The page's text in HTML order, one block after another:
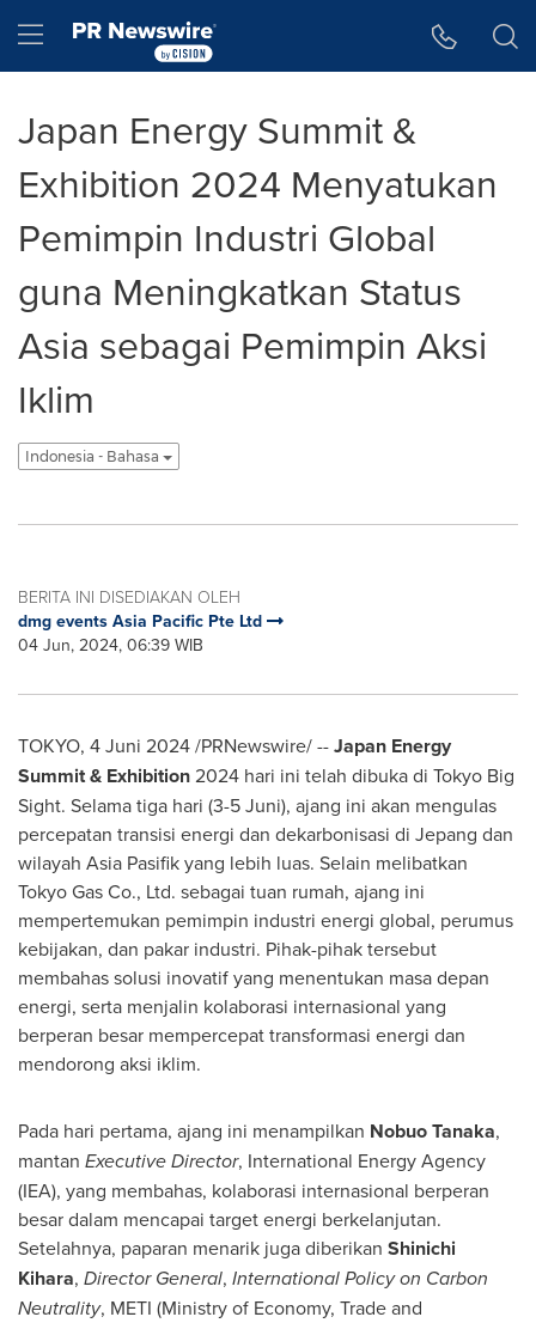
Hamburger menu
Japan Energy Summit &
Exhibition 2024 Menyatukan
Pemimpin Industri Global
guna Meningkatkan Status
Asia sebagai Pemimpin Aksi
Iklim
Indonesia - Bahasa
BERITA INI DISEDIAKAN OLEH
dmg events Asia Pacific Pte Ltd
04 Jun, 2024, 06:39 WIB
TOKYO, 4 Juni 2024/PRNewswire/ --Japan Energy
Summit & Exhibition2024 hari ini telah dibuka di Tokyo Big
Sight. Selama tiga hari (3-5 Juni), ajang ini akan mengulas
percepatan transisi energi dan dekarbonisasi di Jepang dan
wilayah Asia Pasifik yang lebih luas. Selain melibatkan
Tokyo Gas Co., Ltd. sebagai tuan rumah, ajang ini
mempertemukan pemimpin industri energi global, perumus
kebijakan, dan pakar industri. Pihak-pihak tersebut
membahas solusi inovatif yang menentukan masa depan
energi, serta menjalin kolaborasi internasional yang
berperan besar mempercepat transformasi energi dan
mendorong aksi iklim.
Pada hari pertama, ajang ini menampilkan Nobuo Tanaka,
mantan Executive Director, International Energy Agency
(IEA), yang membahas, kolaborasi internasional berperan
besar dalam mencapai target energi berkelanjutan.
Setelahnya, paparan menarik juga diberikan Shinichi
Kihara, Director General, International Policy on Carbon
Neutrality, METI (Ministry of Economy, Trade and